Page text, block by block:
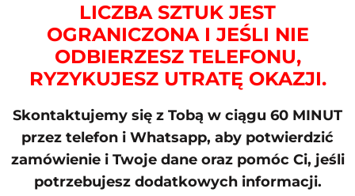
LICZBA SZTUK JEST
OGRANICZONA I JEŚLI NIE
ODBIERZESZ TELEFONU,
RYZYKUJESZ UTRATĘ OKAZJI.
Skontaktujemy się z Tobą w ciągu 60 MINUT
przez telefon i Whatsapp, aby potwierdzić
zamówienie i Twoje dane oraz pomóc Ci, jeśli
potrzebujesz dodatkowych informacji.